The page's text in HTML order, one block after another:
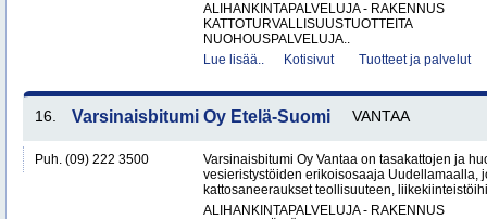
ALIHANKINTAPALVELUJA - RAKENNUS
KATTOTURVALLISUUSTUOTTEITA
NUOHOUSPALVELUJA..
Lue lisää..
Kotisivut Tuotteet ja palvelut
16. Varsinaisbitumi Oy Etelä-Suomi VANTAA
Puh. (09) 222 3500
Varsinaisbitumi Oy Vantaa on tasakattojen ja
vesieristystöiden erikoisosaaja Uudellamaalla,
kattosaneeraukset teollisuuteen,
ALIHANKINTAPALVELUJA - RAKENNUS